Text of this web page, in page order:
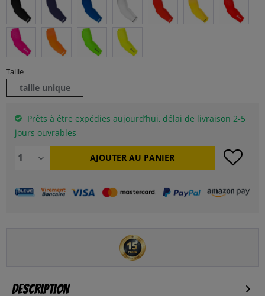
Taille
taille unique
Prêts à être expédies aujourd’hui, délai de livraison 2-5
jours ouvrables
AJOUTER AU PANIER
Description